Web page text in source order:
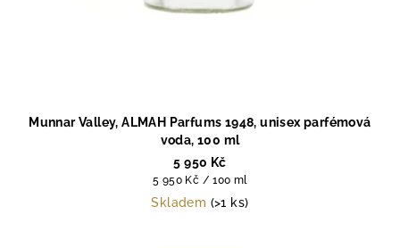
Munnar Valley, ALMAH Parfums 1948, unisex parfémová
voda, 100 ml
5 950 Kč
Měrná
cena:
5 950 Kč / 100 ml
Skladem (>1 ks)